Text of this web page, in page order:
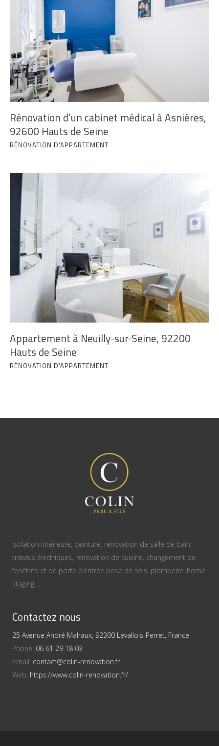
Rénovation d’un cabinet médical à Asnières,
92600 Hauts de Seine
RÉNOVATION D'APPARTEMENT
Appartement à Neuilly-sur-Seine, 92200
Hauts de Seine
RÉNOVATION D'APPARTEMENT
Isolation intérieure, peinture, rénovation de salle de bain,
travaux électriques, rénovation de cuisine, changement de
fenêtres et de porte d’entrée pose de sols, plomberie, home
staging,…
Contactez nous
25 Avenue André Malraux, 92300 Levallois-Perret, France
Phone: 06 61 29 18 03
Email: contact@colin-renovation.fr
Web: https://www.colin-renovation.fr/